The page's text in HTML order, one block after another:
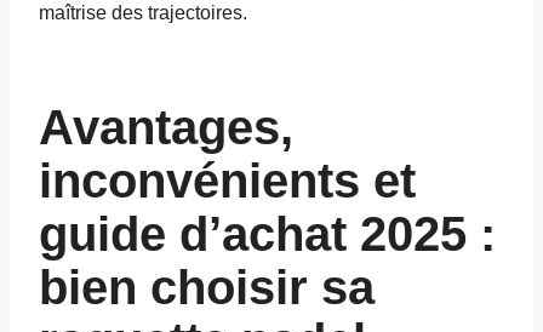
maîtrise des trajectoires.
Avantages,
inconvénients et
guide d’achat 2025 :
bien choisir sa